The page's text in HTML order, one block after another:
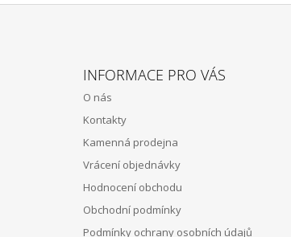
INFORMACE PRO VÁS
O nás
Kontakty
Kamenná prodejna
Vrácení objednávky
Hodnocení obchodu
Obchodní podmínky
Podmínky ochrany osobních údajů